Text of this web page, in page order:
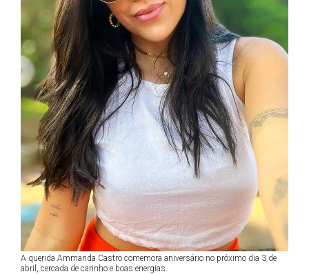
A querida Ammanda Castro comemora aniversário no próximo dia 3 de
abril, cercada de carinho e boas energias.